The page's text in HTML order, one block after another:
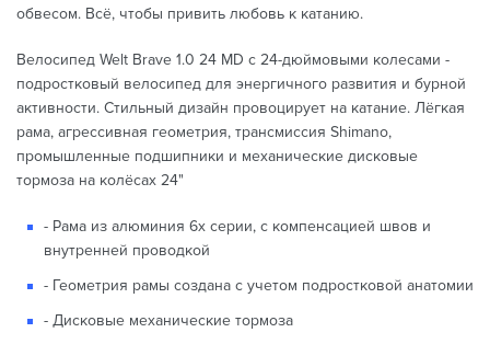
обвесом. Всё, чтобы привить любовь к катанию.
Велосипед Welt Brave 1.0 24 MD с 24-дюймовыми колесами -
подростковый велосипед для энергичного развития и бурной
активности. Стильный дизайн провоцирует на катание. Лёгкая
рама, агрессивная геометрия, трансмиссия Shimano,
промышленные подшипники и механические дисковые
тормоза на колёсах 24"
- Рама из алюминия 6х серии, с компенсацией швов и
внутренней проводкой
- Геометрия рамы создана с учетом подростковой анатомии
- Дисковые механические тормоза